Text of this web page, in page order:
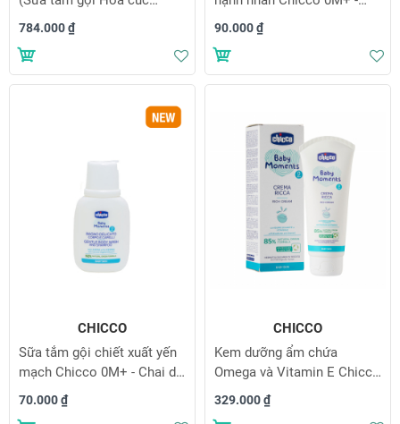
500ml & Sữa dưỡng ẩm
Hạnh nhân 200ml)
784.000 ₫
Thêm vào danh sách yêu thích
Chai du lịch 50ml
90.000 ₫
CHICCO
Sữa tắm gội chiết xuất yến
mạch Chicco 0M+ - Chai du
lịch 50ml
70.000 ₫
CHICCO
Kem dưỡng ẩm chứa
Omega và Vitamin E Chicco
0M+ 100ml
329.000 ₫